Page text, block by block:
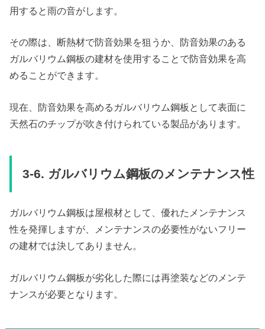
用すると雨の音がします。
その際は、断熱材で防音効果を狙うか、防音効果のある
ガルバリウム鋼板の建材を使用することで防音効果を高
めることができます。
現在、防音効果を高めるガルバリウム鋼板として表面に
天然石のチップが吹き付けられている製品があります。
3-6. ガルバリウム鋼板のメンテナンス性
ガルバリウム鋼板は屋根材として、優れたメンテナンス
性を発揮しますが、メンテナンスの必要性がないフリー
の建材では決してありません。
ガルバリウム鋼板が劣化した際には再塗装などのメンテ
ナンスが必要となります。